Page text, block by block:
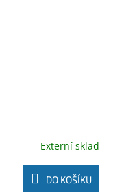
Externí sklad
DO KOŠÍKU